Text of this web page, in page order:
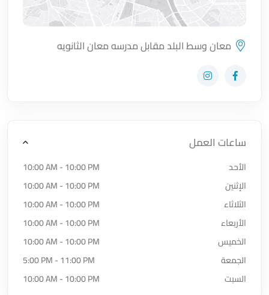
معان وسط البلد مقابل مدرسه معان الثانويه
زيارة حساب المتجر على Facebook-f
زيارة حساب المتجر على Instagram
ساعات العمل
الأحد
10:00 AM - 10:00 PM
الإثنين
10:00 AM - 10:00 PM
الثلاثاء
10:00 AM - 10:00 PM
الأربعاء
10:00 AM - 10:00 PM
الخميس
10:00 AM - 10:00 PM
الجمعة
5:00 PM - 11:00 PM
السبت
10:00 AM - 10:00 PM